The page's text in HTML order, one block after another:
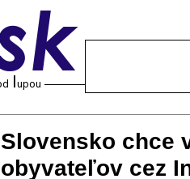
Slovensko chce
obyvateľov cez